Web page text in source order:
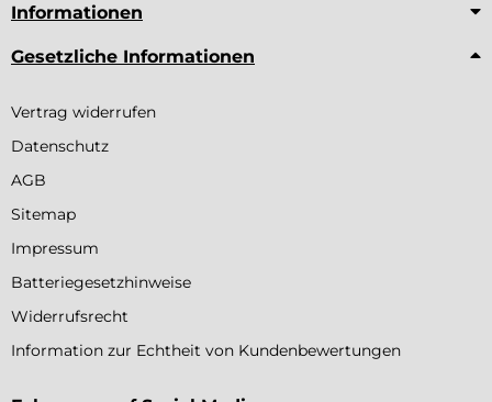
Informationen
Gesetzliche Informationen
Vertrag widerrufen
Datenschutz
AGB
Sitemap
Impressum
Batteriegesetzhinweise
Widerrufsrecht
Information zur Echtheit von Kundenbewertungen